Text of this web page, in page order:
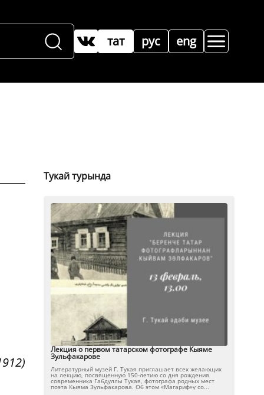
рус
тат eng
Тукай турында
Лекция о первом татарском фотографе Кыяме
Зульфакарове
Литературный музей Г. Тукая приглашает всех желающих
на лекцию, посвященную 150-летию со дня рождения
современника Габдуллы Тукая, фотографа родных мест
поэта Кыяма Зульфакарова. Об этом «Магариф»у со...